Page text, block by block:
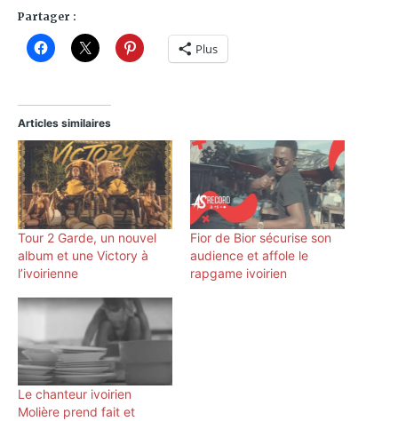
Partager :
Plus
Articles similaires
Tour 2 Garde, un nouvel
album et une Victory à
l’ivoirienne
Fior de Bior sécurise son
audience et affole le
rapgame ivoirien
Le chanteur ivoirien
Molière prend fait et